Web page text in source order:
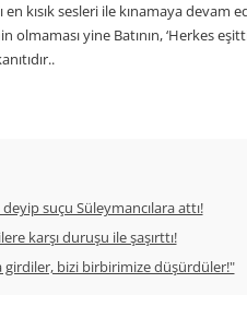
en kısık sesleri ile kınamaya
yine Batının, ‘Herkes
suçu Süleymancılara attı!
karşı duruşu ile şaşırttı!
girdiler, bizi birbirimize düşürdüler!"